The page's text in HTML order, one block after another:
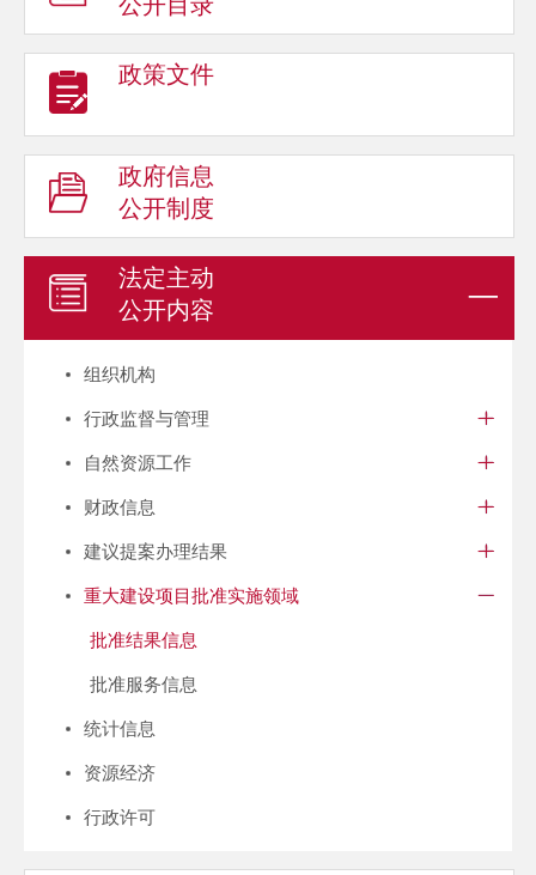
政策文件
政府信息
公开制度
法定主动
公开内容
组织机构
行政监督与管理
自然资源工作
财政信息
建议提案办理结果
重大建设项目批准实施领域
批准结果信息
批准服务信息
统计信息
资源经济
行政许可